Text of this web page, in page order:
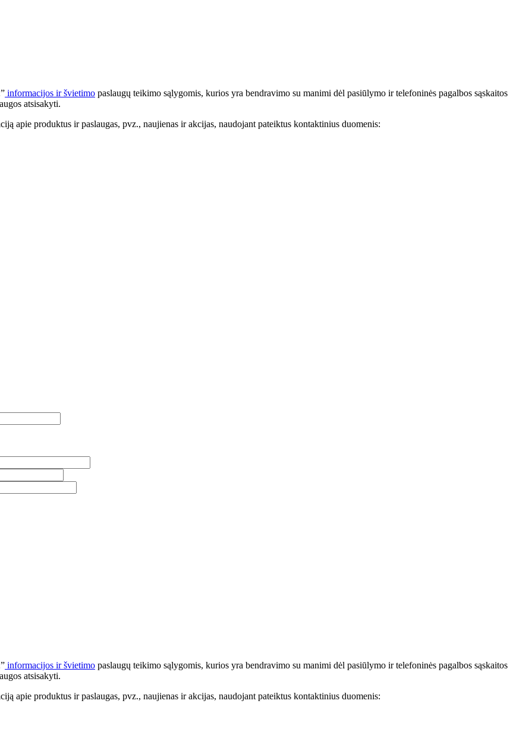
informacijos ir švietimo paslaugų teikimo sąlygomis, kurios yra bendravimo su manimi dėl pasiūlymo ir telefoninės pagalbos sąskaitos
atsisakyti.
apie produktus ir paslaugas, pvz., naujienas ir akcijas, naudojant pateiktus kontaktinius duomenis:
informacijos ir švietimo paslaugų teikimo sąlygomis, kurios yra bendravimo su manimi dėl pasiūlymo ir telefoninės pagalbos sąskaitos
atsisakyti.
apie produktus ir paslaugas, pvz., naujienas ir akcijas, naudojant pateiktus kontaktinius duomenis: